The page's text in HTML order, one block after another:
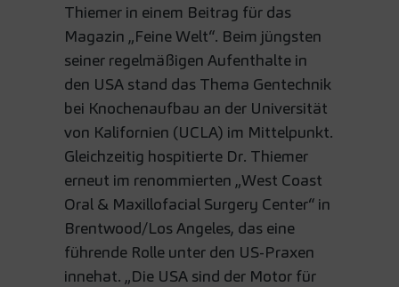
Thiemer in einem Beitrag für das
Magazin „Feine Welt“. Beim jüngsten
seiner regelmäßigen Aufenthalte in
den USA stand das Thema Gentechnik
bei Knochenaufbau an der Universität
von Kalifornien (UCLA) im Mittelpunkt.
Gleichzeitig hospitierte Dr. Thiemer
erneut im renommierten „West Coast
Oral & Maxillofacial Surgery Center“ in
Brentwood/Los Angeles, das eine
führende Rolle unter den US-Praxen
innehat. „Die USA sind der Motor für